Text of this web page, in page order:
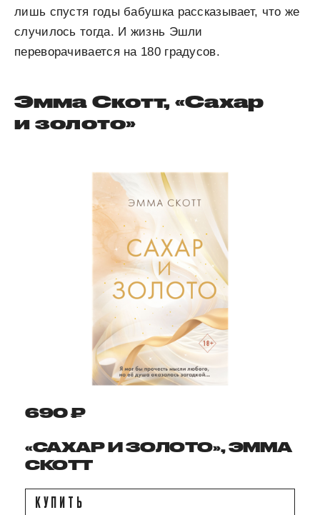
лишь спустя годы бабушка рассказывает, что же
случилось тогда. И жизнь Эшли
переворачивается на 180 градусов.
Эмма Скотт, «Сахар
и золото»
690 ₽
«САХАР И ЗОЛОТО», ЭММА
СКОТТ
КУПИТЬ